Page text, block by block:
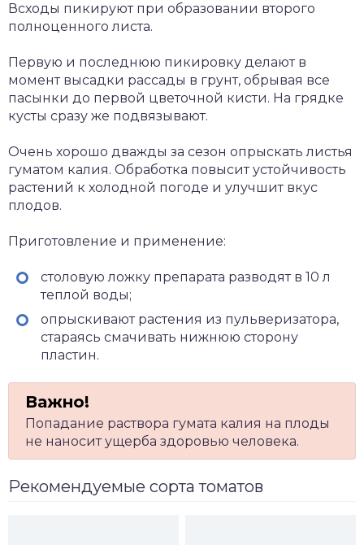
Всходы пикируют при образовании второго
полноценного листа.
Первую и последнюю пикировку делают в
момент высадки рассады в грунт, обрывая все
пасынки до первой цветочной кисти. На грядке
кусты сразу же подвязывают.
Очень хорошо дважды за сезон опрыскать листья
гуматом калия. Обработка повысит устойчивость
растений к холодной погоде и улучшит вкус
плодов.
Приготовление и применение:
столовую ложку препарата разводят в 10 л
теплой воды;
опрыскивают растения из пульверизатора,
стараясь смачивать нижнюю сторону
пластин.
Попадание раствора гумата калия на плоды
не наносит ущерба здоровью человека.
Рекомендуемые сорта томатов